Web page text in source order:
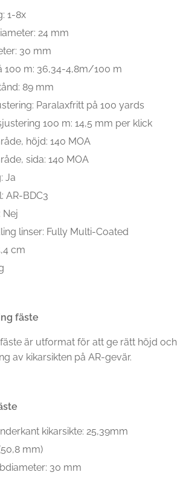
1-8x
24 mm
30 mm
100 m: 36,34-4,8m/100 m
89 mm
Paralaxfritt på 100 yards
100 m: 14,5 mm per klick
höjd: 140 MOA
sida: 140 MOA
Ja
AR-BDC3
Nej
linser: Fully Multi-Coated
cm
fäste
är utformat för att ge rätt höjd och
av kikarsikten på AR-gevär.
kikarsikte: 25,39mm
mm)
30 mm